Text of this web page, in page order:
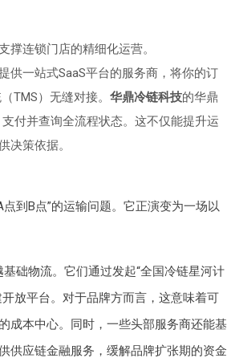
连锁门店的精细化运营。
供一站式SaaS平台的服务商，将你的订
TMS）无缝对接。 华鼎冷链科技的华鼎
付并查询全流程状态。这不仅能提升运
决策依据。
到B点”的运输问题。它正演变为一场以
基础物流。它们通过发起“全国冷链星河计
放平台。对于品牌方而言，这意味着可
成本中心。同时，一些头部服务商还能基
供应链金融服务，缓解品牌扩张期的资金